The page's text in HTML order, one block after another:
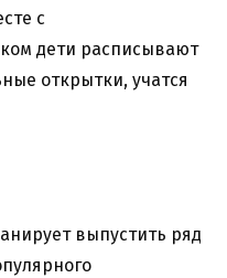
с
дети расписывают
открытки, учатся
выпустить ряд